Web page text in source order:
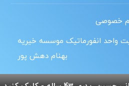
خصوصی
واحد انفورماتیک موسسه خیریه
بهنام دهش پور